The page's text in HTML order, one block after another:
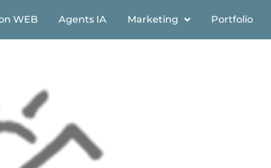
WEB Agents IA Marketing Portfolio